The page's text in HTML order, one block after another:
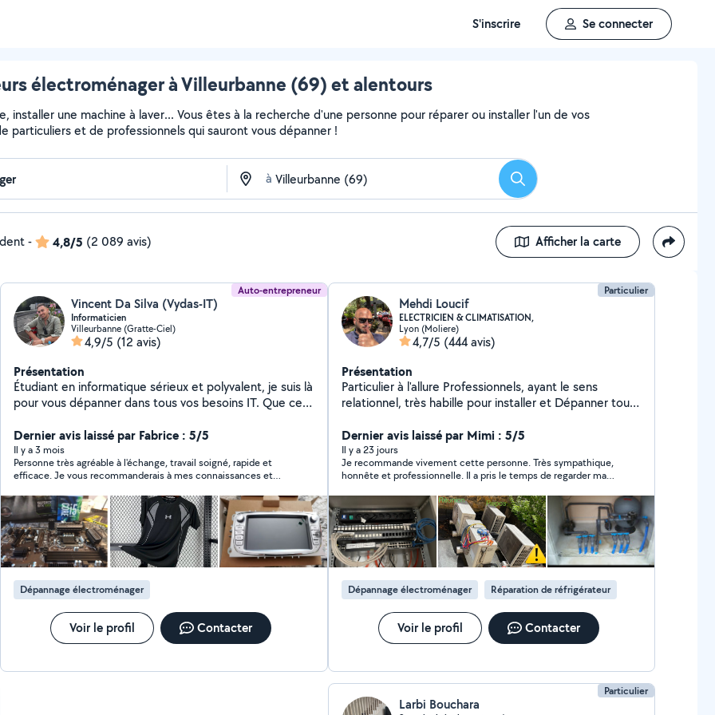
S'inscrire Se connecter
électroménager à Villeurbanne (69) et alentours
installer une machine à laver... Vous êtes à la recherche d'une personne pour réparer ou installer l'un de vos
particuliers et de professionnels qui sauront vous dépanner !
à Rechercher
- 4,8/5 (2 089 avis) Afficher la carte
Auto-entrepreneur
Vincent Da Silva (Vydas-IT)
Informaticien
Villeurbanne (Gratte-Ciel)
4,9/5 (12 avis)
Présentation
Étudiant en informatique sérieux et polyvalent, je suis là
pour vous dépanner dans tous vos besoins IT. Que ce
des conseils techniques, je m'en occupe avec
efficacité. Pour les petits travaux BTP, bricolage ou
manutention, je suis véhiculé et mobile pour intervenir
rapidement chez vous. Contactez-moi sans hésiter !
Dernier avis laissé par Fabrice : 5/5
Il y a 3 mois
Personne très agréable à l'échange, travail soigné, rapide et
efficace. Je vous recommanderais à mes connaissances et
super contente et tient encore à vous remercier de votre
professionnalisme et votre gentillesse
Dépannage électroménager
Voir le profil Contacter
Particulier
Mehdi Loucif
ELECTRICIEN & CLIMATISATION,
Lyon (Moliere)
4,7/5 (444 avis)
Présentation
Particulier à l'allure Professionnels, ayant le sens
relationnel, très habille pour installer et Dépanner tous
Chaleur: Electroménager, Portail, Volet, Store, Tableau
électrique, interphone Bac Pro, CAP, avec 20 ans
d'expérience.
Dernier avis laissé par Mimi : 5/5
Il y a 23 jours
Je recommande vivement cette personne. Très sympathique,
honnête et professionnelle. Il a pris le temps de regarder ma
clairement le vrai problème, alors que j’avais eu des
informations différentes auparavant. Son travail est propre,
sérieux et il donne de vrais conseils pour aider. En plus, ses
tarifs sont très raisonnables. C’est une personne de confiance
qui cherche vraiment à dépanner et à trouver une solution, pas
seulement à faire payer une intervention. Merci beaucoup pour
votre aide et votre gentillesse. Je referai appel à vous sans
hésiter.
Dépannage électroménager Réparation de réfrigérateur
Voir le profil Contacter
Particulier
Larbi Bouchara